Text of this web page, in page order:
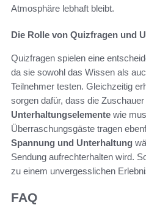
Atmosphäre lebhaft bleibt.
Die Rolle von Quizfragen und
Quizfragen spielen eine
da sie sowohl das Wissen als
Teilnehmer testen. Gleichzeitig
sorgen dafür, dass die
Unterhaltungselemente wie
Überraschungsgäste tragen
Spannung und Unterhaltung
Sendung aufrechterhalten wird.
zu einem unvergesslichen
FAQ